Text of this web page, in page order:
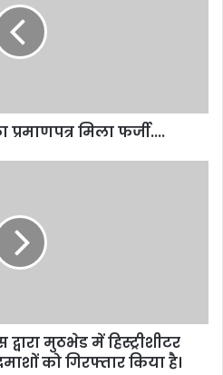
मिला फर्जी....
मुठभेड में हिस्ट्रीशीटर
को गिरफ्तार किया है।